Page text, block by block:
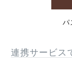
パ
連携サービス